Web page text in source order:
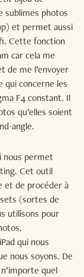
sublimes photos
et permet aussi
Cette fonction
car cela me
de me l’envoyer
qui concerne les
F4 constant. Il
qu’elles soient
angle.
nous permet
Cet outil
et de procéder à
(sortes de
utilisons pour
qui nous
nous soyons. De
quel